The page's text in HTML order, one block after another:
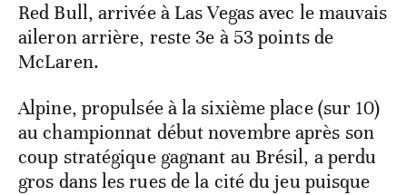
Red Bull, arrivée à Las Vegas avec le mauvais
aileron arrière, reste 3e à 53 points de
McLaren.
Alpine, propulsée à la sixième place (sur 10)
au championnat début novembre après son
coup stratégique gagnant au Brésil, a perdu
gros dans les rues de la cité du jeu puisque